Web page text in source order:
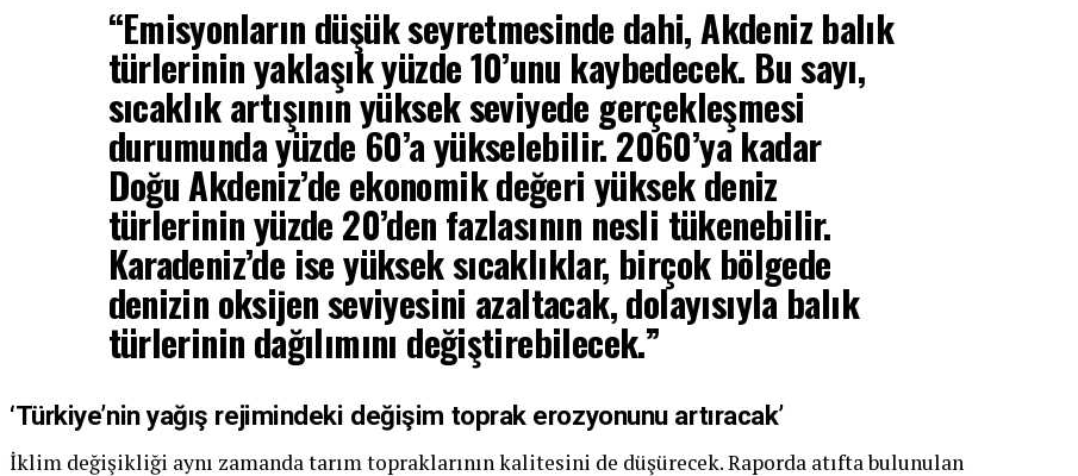
“Emisyonların düşük seyretmesinde dahi, Akdeniz balık
türlerinin yaklaşık yüzde 10’unu kaybedecek. Bu sayı,
sıcaklık artışının yüksek seviyede gerçekleşmesi
durumunda yüzde 60’a yükselebilir. 2060’ya kadar
Doğu Akdeniz’de ekonomik değeri yüksek deniz
türlerinin yüzde 20’den fazlasının nesli tükenebilir.
Karadeniz’de ise yüksek sıcaklıklar, birçok bölgede
denizin oksijen seviyesini azaltacak, dolayısıyla balık
türlerinin dağılımını değiştirebilecek.”
‘Türkiye’nin yağış rejimindeki değişim toprak erozyonunu artıracak’
İklim değişikliği aynı zamanda tarım topraklarının kalitesini de düşürecek. Raporda atıfta bulunulan